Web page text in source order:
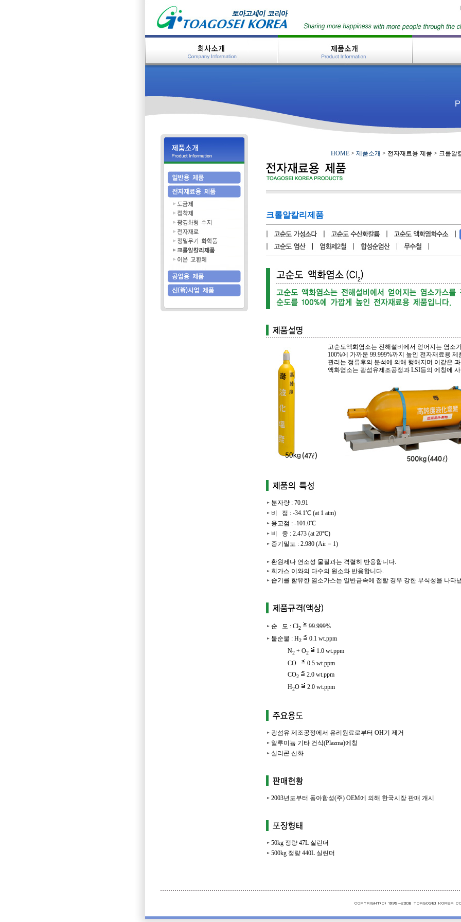
HOME > 제품소개 > 전자재료용 제품 > 크롤알
크롤알칼리제품
고순도액화염소는 전해설비에서 얻어지는 염소
100%에 가까운 99.999%까지 높인 전자재료용
관리는 정류후의 분석에 의해 행해지며 이같은
액화염소는 광섬유제조공정과 LSI등의 에칭에
분자량 : 70.91
비 점 : -34.1℃ (at 1 atm)
응고점 : -101.0℃
비 중 : 2.473 (at 20℃)
증기밀도 : 2.980 (Air = 1)
환원제나 연소성 물질과는 격렬히 반응합니다.
희가스 이와의 다수의 원소와 반응합니다.
습기를 함유한 염소가스는 일반금속에 접할 경우 강한 부식성을 나타
순 도 : Cl2
99.999%
불순물 : H2
0.1 wt.ppm
N2 + O2
1.0 wt.ppm
CO
0.5 wt.ppm
CO2
2.0 wt.ppm
H2O 2.0 wt.ppm
광섬유 제조공정에서 유리원료로부터 OH기 제거
알루미늄 기타 건식(Plazma)에칭
실리콘 산화
2003년도부터 동아합성(주) OEM에 의해 한국시장 판매 개시
50kg 정량 47L 실린더
500kg 정량 440L 실린더